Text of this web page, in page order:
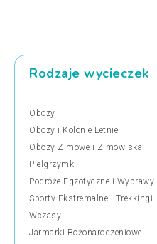
Rodzaje wycieczek
Obozy
Obozy i Kolonie Letnie
Obozy Zimowe i Zimowiska
Pielgrzymki
Podróże Egzotyczne i Wyprawy
Sporty Ekstremalne i Trekkingi
Wczasy
Jarmarki Bożonarodzeniowe